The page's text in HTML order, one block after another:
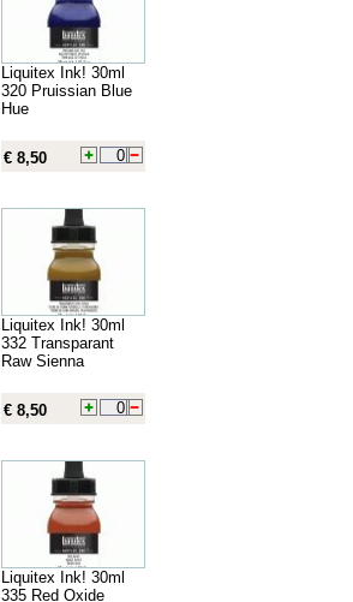
Liquitex Ink! 30ml
320 Pruissian Blue
Hue
€ 8,50
Liquitex Ink! 30ml
332 Transparant
Raw Sienna
€ 8,50
Liquitex Ink! 30ml
335 Red Oxide